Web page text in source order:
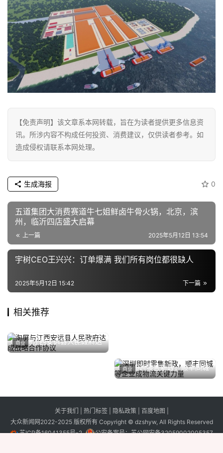
【免责声明】该文章系本网转载，旨在为读者提供更多信息资
讯。所涉内容不构成任何投资、消费建议，仅供读者参考。如
造成侵权请联系本网处理。
0
生成海报
五道集团大消费赛道牛七姐鲜卤牛骨火锅，北京，滨
州，临沂四店盛大启幕
上一篇 2025年5月12日 13:54
宇树CEO王兴兴：订单爆满 我们所有岗位都很缺人
下一篇
2025年5月12日 15:42
相关推荐
较好（全球五大造雪机工厂排
行榜）
商业
淘屏与江西安远县人民政府达
成战略合作协议
2023年6月26日
商业
深圳即时零售新政，顺丰同城
等企业成物流关键力量
2024年12月13日
商业
关于我们 热门标签 隐私政策 百度地图
大众新闻网2022-2025 版权所有 Copyright © dzshyw, All Rights Reserved
苏ICP备16041355号-2
公安备案号：苏公网安备32059002005357